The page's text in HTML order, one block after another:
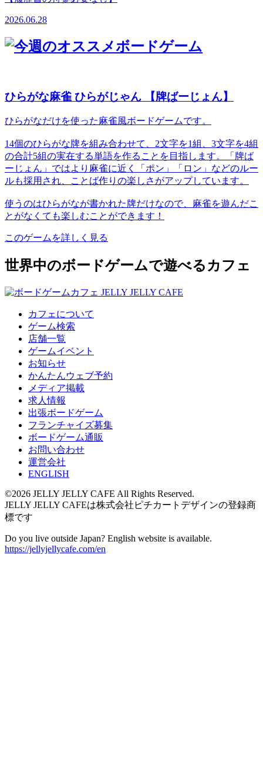
2026.06.28
ひらがな麻雀 ひらがじゃん 【牌ばーじょん】
ひらがなだけを使った麻雀風ボードゲームです。
14個のひらがな牌を組み合わせて、2文字を1組、3文字を4組
の合計5組の実在する単語を作ることを目指します。「牌ば
ーじょん」ではより麻雀に近く「ポン」「ロン」などのルー
ルも採用され、ことば作りの楽しさがアップしています。
使うのはひらがなが書かれた牌だけなので、麻雀を遊んだこ
とがなくても楽しむことができます！
このゲームを詳しく見る
世界中のボードゲームで遊べるカフェ
カフェについて
ゲーム検索
店舗一覧
ゲームイベント
お知らせ
かんたんウェブ予約
メディア掲載
求人情報
出張ボードゲーム
フランチャイズ募集
ボードゲーム通販
お問い合わせ
運営会社
ENGLISH
©2026 JELLY JELLY CAFE All Rights Reserved.
JELLY JELLY CAFEは株式会社ピチカートデザインの登録商
標です
Do you live outside Japan? English website is available.
https://jellyjellycafe.com/en